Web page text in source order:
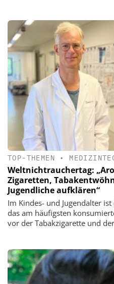
TOP-THEMEN •
Weltnichtrauchertag:
Zigaretten,
Jugendliche aufklären“
Im Kindes- und Jugendalter
das am häufigsten
vor der Tabakzigarette und